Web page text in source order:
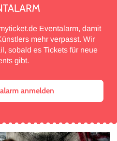
Eventalarm, damit
mehr verpasst. Wir
sobald es Tickets für neue
gibt.
anmelden